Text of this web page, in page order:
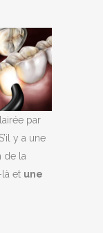
par
. S’il y a une
de la
et une